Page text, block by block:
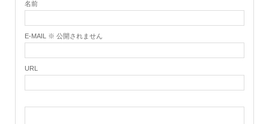
名前
E-MAIL ※ 公開されません
URL